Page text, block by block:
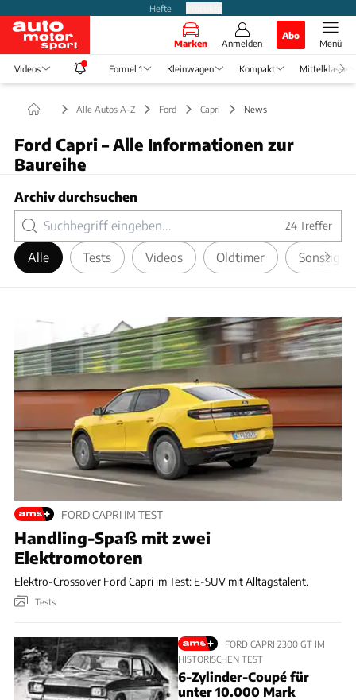
Hefte
Marken Anmelden
Abo
Menü
Videos Formel 1 Kleinwagen Kompakt Mittelklasse
Alle Autos A-Z Ford Capri News
Ford Capri – Alle Informationen zur
Baureihe
Archiv durchsuchen
24Treffer
Alle Tests Videos Oldtimer Sonstige
FORD CAPRI IM TEST
Handling-Spaß mit zwei
Elektromotoren
Elektro-Crossover Ford Capri im Test: E-SUV mit Alltagstalent.
Tests
FORD CAPRI 2300 GT IM
HISTORISCHEN TEST
6-Zylinder-Coupé für
unter 10.000 Mark